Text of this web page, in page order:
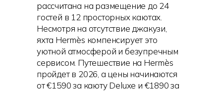
рассчитана на размещение до 24
гостей в 12 просторных каютах.
Несмотря на отсутствие джакузи,
яхта Hermès компенсирует это
уютной атмосферой и безупречным
сервисом. Путешествие на Hermès
пройдет в 2026, а цены начинаются
от €1590 за каюту Deluxe и €1890 за